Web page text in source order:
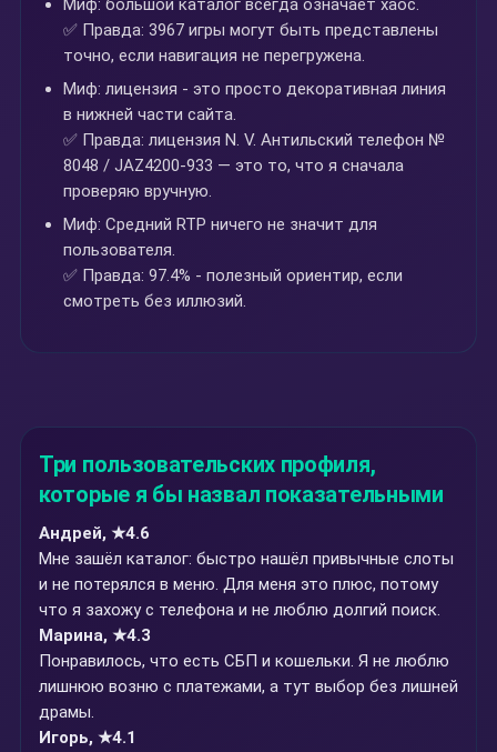
Миф: большой каталог всегда означает хаос.
✅ Правда: 3967 игры могут быть представлены
точно, если навигация не перегружена.
Миф: лицензия - это просто декоративная линия
в нижней части сайта.
✅ Правда: лицензия N. V. Антильский телефон №
8048 / JAZ4200-933 — это то, что я сначала
проверяю вручную.
Миф: Средний RTP ничего не значит для
пользователя.
✅ Правда: 97.4% - полезный ориентир, если
смотреть без иллюзий.
Три пользовательских профиля,
которые я бы назвал показательными
Андрей, ★4.6
Мне зашёл каталог: быстро нашёл привычные слоты
и не потерялся в меню. Для меня это плюс, потому
что я захожу с телефона и не люблю долгий поиск.
Марина, ★4.3
Понравилось, что есть СБП и кошельки. Я не люблю
лишнюю возню с платежами, а тут выбор без лишней
драмы.
Игорь, ★4.1